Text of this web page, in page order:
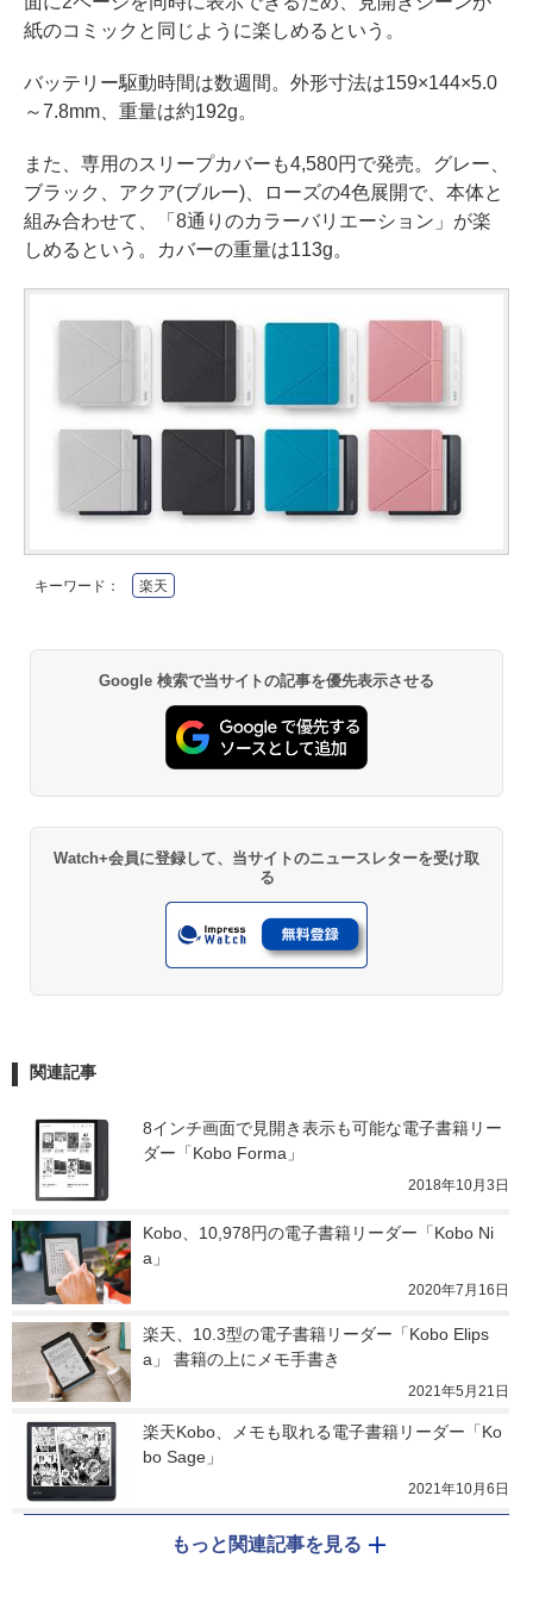
紙のコミックと同じように楽しめるという。
バッテリー駆動時間は数週間。外形寸法は159×144×5.0
～7.8mm、重量は約192g。
また、専用のスリープカバーも4,580円で発売。グレー、
ブラック、アクア(ブルー)、ローズの4色展開で、本体と
組み合わせて、「8通りのカラーバリエーション」が楽
しめるという。カバーの重量は113g。
キーワード： 楽天
Google 検索で当サイトの記事を優先表示させる
Watch+会員に登録して、当サイトのニュースレターを受け取
る
関連記事
8インチ画面で見開き表示も可能な電子書籍リー
ダー「Kobo Forma」
2018年10月3日
Kobo、10,978円の電子書籍リーダー「Kobo Ni
a」
2020年7月16日
楽天、10.3型の電子書籍リーダー「Kobo Elips
a」 書籍の上にメモ手書き
2021年5月21日
楽天Kobo、メモも取れる電子書籍リーダー「Ko
bo Sage」
2021年10月6日
もっと関連記事を見る